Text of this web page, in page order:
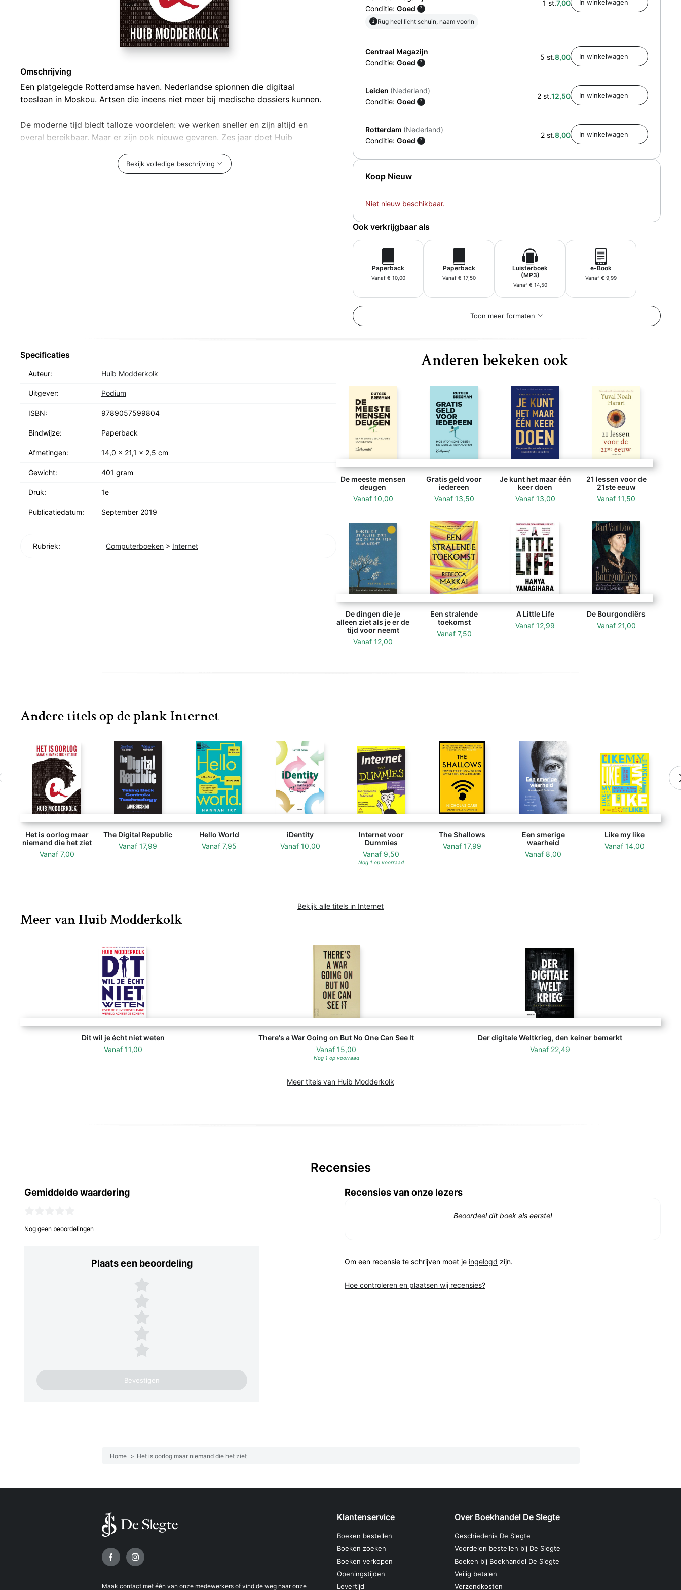
Conditie: Goed ?
1 st.7,00
i Rug heel licht schuin, naam voorin
Centraal Magazijn
Conditie: Goed ?
5 st.8,00
Leiden (Nederland)
Conditie: Goed ?
2 st.12,50
Rotterdam (Nederland)
Conditie: Goed ?
2 st.8,00
Koop Nieuw
Niet nieuw beschikbaar.
Ook verkrijgbaar als
Paperback
Vanaf € 10,00
Paperback
Vanaf € 17,50
Luisterboek
(MP3)
Vanaf € 14,50
e-Book
Vanaf € 9,99
Toon meer formaten
Omschrijving
Een platgelegde Rotterdamse haven. Nederlandse spionnen die digitaal
toeslaan in Moskou. Artsen die ineens niet meer bij medische dossiers kunnen.
De moderne tijd biedt talloze voordelen: we werken sneller en zijn altijd en
overal bereikbaar. Maar er zijn ook nieuwe gevaren. Zes jaar doet Huib
buitenstaander, zonder enige voorkennis. Stukje bij beetje won hij het
Bekijk volledige beschrijving
Anderen bekeken ook
De meeste mensen
deugen
Vanaf 10,00
Gratis geld voor
iedereen
Vanaf 13,50
Je kunt het maar één
keer doen
Vanaf 13,00
21 lessen voor de
21ste eeuw
Vanaf 11,50
De dingen die je
alleen ziet als je er de
tijd voor neemt
Vanaf 12,00
Een stralende
toekomst
Vanaf 7,50
A Little Life
Vanaf 12,99
De Bourgondiërs
Vanaf 21,00
Specificaties
Auteur: Huib Modderkolk
Uitgever: Podium
ISBN: 9789057599804
Bindwijze: Paperback
Afmetingen: 14,0 x 21,1 x 2,5 cm
Gewicht: 401 gram
Druk: 1e
Publicatiedatum: September 2019
Rubriek: Computerboeken > Internet
Andere titels op de plank Internet
Het is oorlog maar
niemand die het ziet
Vanaf 7,00
The Digital Republic
Vanaf 17,99
Hello World
Vanaf 7,95
iDentity
Vanaf 10,00
Internet voor
Dummies
Vanaf 9,50
Nog 1 op voorraad
The Shallows
Vanaf 17,99
Een smerige
waarheid
Vanaf 8,00
Like my like
Vanaf 14,00
Bekijk alle titels in Internet
Meer van Huib Modderkolk
Dit wil je écht niet weten
Vanaf 11,00
There's a War Going on But No One Can See It
Vanaf15,00
Nog 1 op voorraad
Der digitale Weltkrieg, den keiner bemerkt
Vanaf 22,49
Meer titels van Huib Modderkolk
Recensies
Gemiddelde waardering
Nog geen beoordelingen
Plaats een beoordeling
Plaats een beoordeling
5 sterren
4 sterren
3 sterren
2 sterren
1 ster
Recensies van onze lezers
Beoordeel dit boek als eerste!
Om een recensie te schrijven moet je ingelogd zijn.
Hoe controleren en plaatsen wij recensies?
Home > Het is oorlog maar niemand die het ziet
Volg ons op
Maak contactmet één van onze medewerkers of vind de weg naar onze
Klantenservice
Boeken bestellen
Boeken zoeken
Boeken verkopen
Openingstijden
Levertijd
Over Boekhandel De Slegte
Geschiedenis De Slegte
Voordelen bestellen bij De Slegte
Boeken bij Boekhandel De Slegte
Veilig betalen
Verzendkosten